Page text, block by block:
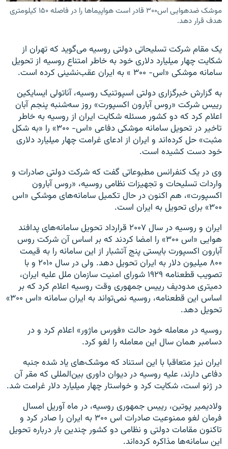
زبان‌های دیگر
موشک‌ ضدهوایی اس۳۰۰ قادر است هواپیماها را در فاصله ۱۵۰ کیلومتری
هدف قرار دهد.
یک مقام شرکت تسلیحاتی دولتی روسیه می‌گوید که تهران از
شکایت چهار میلیارد دلاری خود به خاطر امتناع روسیه از تحویل
سامانه موشکی «اس- ۳۰۰ » به ایران عقب‌نشینی کرده است.
به گزارش خبرگزاری دولتی اسپوتنیک روسیه، آناتولی ایسایکین
رییس شرکت «روس آبارون اکسپورت» روز سه‌شنبه پنجم آبان
اعلام کرد که دو کشور مسئله شکایت ایران از روسیه به خاطر
تاخیر در تحویل سامانه موشکی دفاعی «اس- ۳۰۰» را «به شکل
مثبت» حل کرده‌اند و ایران از ادعای غرامت چهار میلیارد دلاری
خود دست کشیده است.
وی در یک کنفرانس مطبوعاتی گفت که شرکت دولتی صادرات و
واردات تسلیحات و تجهیزات نظامی روسیه، «روس آبارون
اکسپورت»، هم اکنون در حال تکمیل سامانه‌های موشکی «اس
۳۰۰» برای تحویل به ایران است.
ایران و روسیه در سال ۲۰۰۷ قرارداد تحویل سامانه‌های پدافند
هوایی «اس ۳۰۰» را امضا کردند که بر اساس آن شرکت روس
آبارون اکسپورت بایستی پنج آتشبار از این سامانه را به قیمت
۸۰۰ میلیون دلار به ایران تحویل دهد. ولی در سال ۲۰۱۰ و با
تصویب قطعنامه ۱۹۲۹ شورای امنیت سازمان ملل علیه ایران،
دمیتری مدودیف رییس جمهوری وقت روسیه اعلام کرد که بر
اساس این قطعنامه، روسیه نمی‌تواند به ایران سامانه «اس ۳۰۰»
تحویل دهد.
روسیه در معامله خود حالت «فورس ماژور» اعلام کرد و در
دسامبر همان سال این معامله را لغو کرد.
ایران نیز متعاقبا با این استناد که موشک‌های یاد شده جنبه
دفاعی دارند، علیه روسیه در دیوان داوری بین‌المللی که مقر آن
در ژنو است، شکایت کرد و خواستار چهار میلیارد دلار غرامت شد.
ولادیمیر پوتین، رییس جمهوری روسیه، در ماه آوریل امسال
فرمان لغو ممنوعیت صادرات اس ۳۰۰ به ایران را صادر کرد و
تاکنون مقامات دولتی و نظامی دو کشور چندین بار درباره تحویل
این سامانه‌ها مذاکره کرده‌اند.